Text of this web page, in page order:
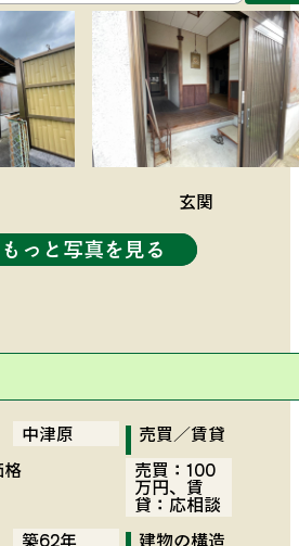
玄関
4.5畳和室
縁側
台所②
外②
外④
外⑥
倉庫②
もっと写真を見る
中津原 売買／賃貸
格
売買：100
万円、賃
貸：応相談
築62年 建物の構造